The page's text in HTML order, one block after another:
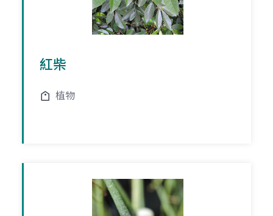
紅柴
植物